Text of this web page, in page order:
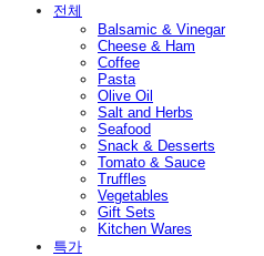
전체
Balsamic & Vinegar
Cheese & Ham
Coffee
Pasta
Olive Oil
Salt and Herbs
Seafood
Snack & Desserts
Tomato & Sauce
Truffles
Vegetables
Gift Sets
Kitchen Wares
특가